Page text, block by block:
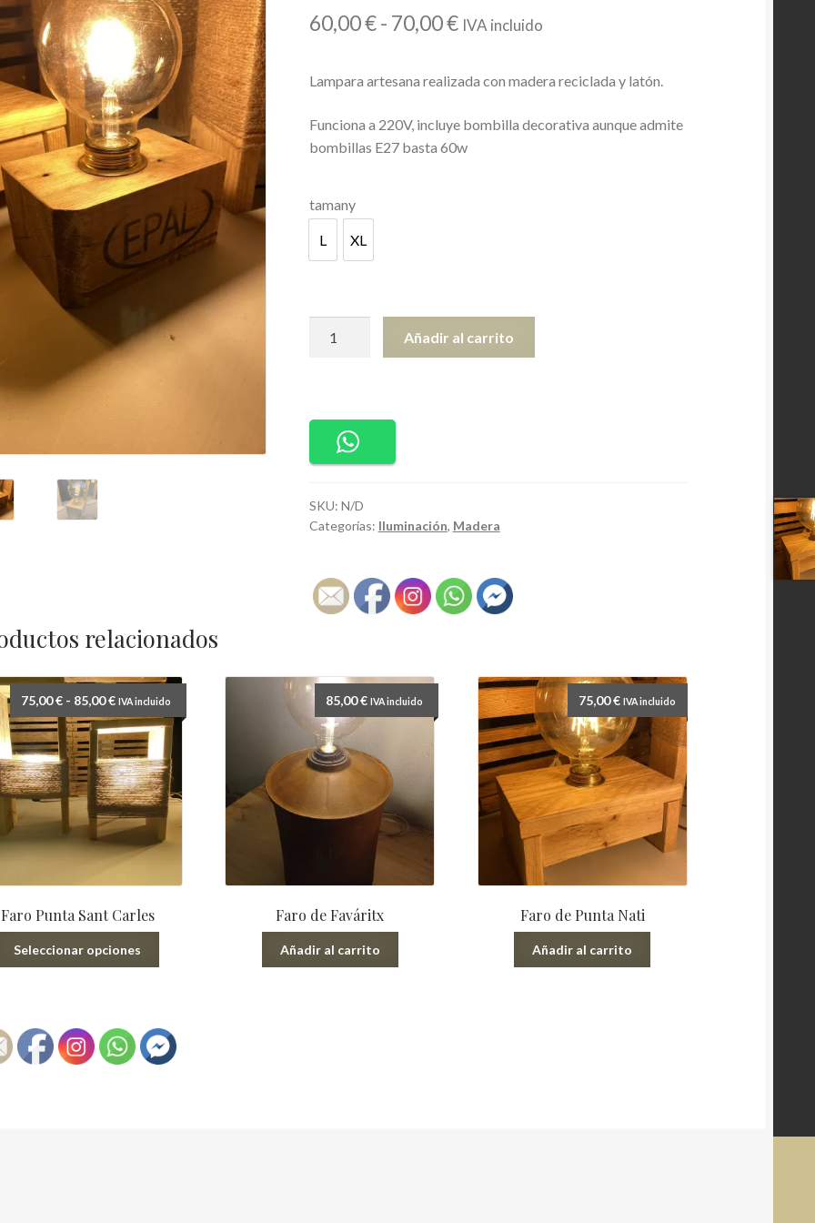
60,00€- 70,00€Rango
precios:
desde
60,00 €
IVA incluido
Lampara artesana realizada con madera reciclada y latón.
Funciona a 220V, incluye bombilla decorativa aunque admite
bombillas E27 basta 60w
tamany
L
L
XL
XL
l'Aire
cantidad
Añadir al carrito
SKU: N/D
Categorías: Iluminación, Madera
relacionados
Faro Punta Sant Carles
75,00€ - 85,00€Rango
de
precios:
desde
75,00 €
hasta
85,00 €
IVA incluido
Seleccionar opciones
Las
opciones
Faro de Faváritx
85,00€ IVA incluido
Añadir al carrito
Faro de Punta Nati
75,00€ IVA incluido
Añadir al carrito